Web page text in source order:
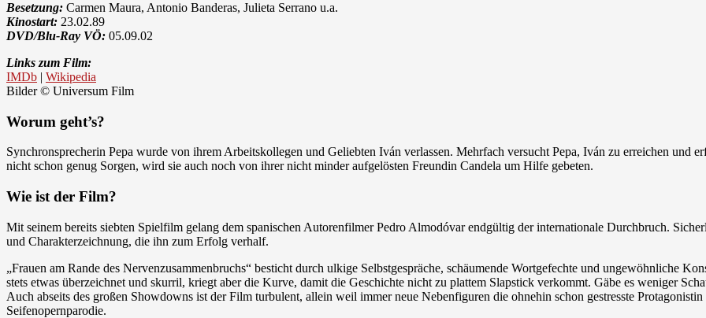
Besetzung: Carmen Maura, Antonio Banderas, Julieta Serrano u.a.
Kinostart: 23.02.89
DVD/Blu-Ray VÖ: 05.09.02
Links zum Film:
IMDb | Wikipedia
Bilder © Universum Film
Worum geht’s?
Synchronsprecherin Pepa wurde von ihrem Arbeitskollegen und Geliebten Iván verlassen. Mehrfach versucht Pepa, Iván zu erreichen und
nicht schon genug Sorgen, wird sie auch noch von ihrer nicht minder aufgelösten Freundin Candela um Hilfe gebeten.
Wie ist der Film?
Mit seinem bereits siebten Spielfilm gelang dem spanischen Autorenfilmer Pedro Almodóvar endgültig der internationale Durchbruch.
und Charakterzeichnung, die ihn zum Erfolg verhalf.
„Frauen am Rande des Nervenzusammenbruchs“ besticht durch ulkige Selbstgespräche, schäumende Wortgefechte und ungewöhnliche
stets etwas überzeichnet und skurril, kriegt aber die Kurve, damit die Geschichte nicht zu plattem Slapstick verkommt. Gäbe es weniger
Auch abseits des großen Showdowns ist der Film turbulent, allein weil immer neue Nebenfiguren die ohnehin schon gestresste
Seifenopernparodie.